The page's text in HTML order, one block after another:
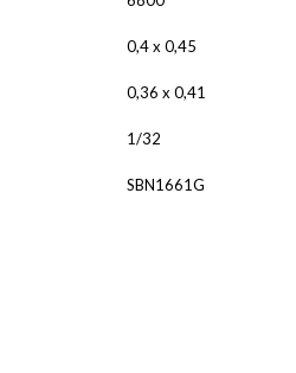
0,4 x 0,45
0,36 x 0,41
1/32
SBN1661G